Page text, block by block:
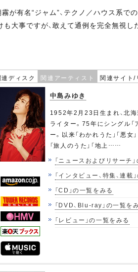
有名“ジャム”、テクノ／ハウス系での
大事ですが、敢えて通例を完全無視
連ディスク 関連アーティスト 関連サイト/
中島みゆき
1952年2月23日生まれ、北
ライター。75年にシングル
ー。以来「わかれうた」「悪女
「旅人のうた」「地上……
「ニュースおよびリサーチ
「インタビュー、特集、連載
「CD」の一覧をみる
「DVD、Blu-ray」の一覧を
「レビュー」の一覧をみる